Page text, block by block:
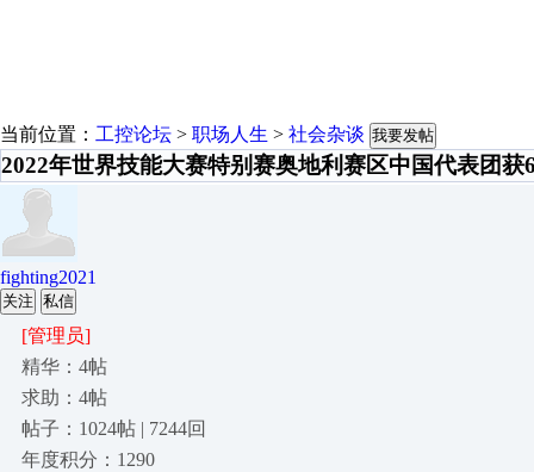
当前位置： 工控论坛 > 职场人生 > 社会杂谈 我要发帖
2022年世界技能大赛特别赛奥地利赛区中国代表团获
fighting2021
关注 私信
[管理员]
精华：4帖
求助：4帖
帖子：1024帖 | 7244回
年度积分：1290